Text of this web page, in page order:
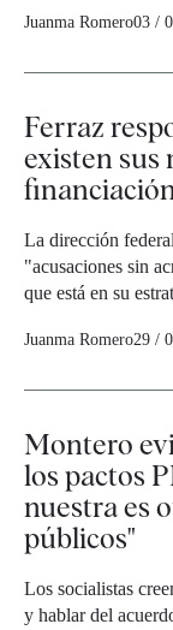
Juanma Romero03 /
Ferraz
existen sus
La dirección
"acusaciones sin
que está en su
Juanma Romero29 /
Montero
los pactos
nuestra es
públicos"
Los socialistas
y hablar del